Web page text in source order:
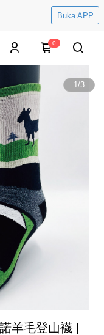
Buka APP
0
1/3
羊毛登山襪 |